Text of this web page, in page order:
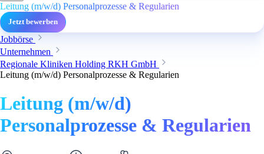
Leitung (m/w/d) Personalprozesse & Regularien
Jetzt bewerben
Jobbörse
Unternehmen
Regionale Kliniken Holding RKH GmbH
Leitung (m/w/d) Personalprozesse & Regularien
Leitung (m/w/d)
Personalprozesse & Regularien